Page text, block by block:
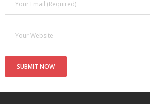
- Покупка усилителя после апгрейда.
- Конфигурирование и настройка
концертных залов
- Улучшаем звучание — подготовка
прослушивания музыки.